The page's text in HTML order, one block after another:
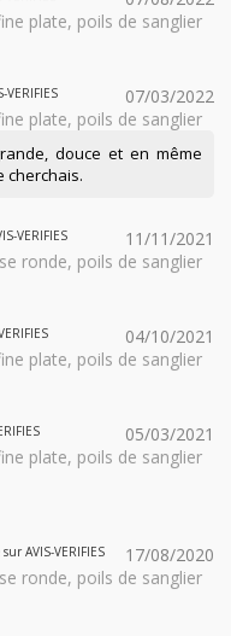
plate, poils de sanglier
VERIFIES
07/03/2022
plate, poils de sanglier
douce et en même
cherchais.
VERIFIES
11/11/2021
ronde, poils de sanglier
04/10/2021
plate, poils de sanglier
05/03/2021
plate, poils de sanglier
sur AVIS-VERIFIES
17/08/2020
ronde, poils de sanglier